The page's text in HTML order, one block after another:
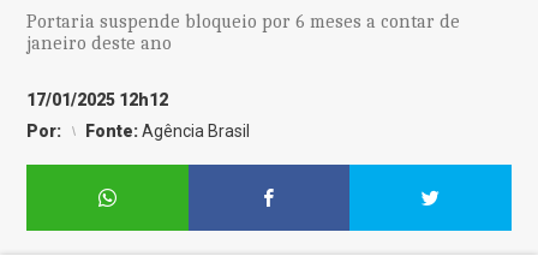
Portaria suspende bloqueio por 6 meses a contar de
janeiro deste ano
17/01/2025 12h12
Por:
Fonte:Agência Brasil